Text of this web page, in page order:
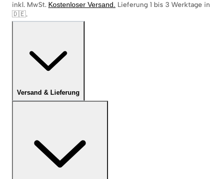
inkl. MwSt. Kostenloser Versand. Lieferung 1 bis 3 Werktage in
🇩🇪.
Versand & Lieferung